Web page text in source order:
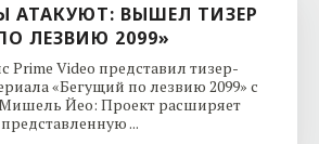
АТАКУЮТ: ВЫШЕЛ ТИЗЕР
ЛЕЗВИЮ 2099»
Prime Video представил тизер-
«Бегущий по лезвию 2099» с
Йео: Проект расширяет
...